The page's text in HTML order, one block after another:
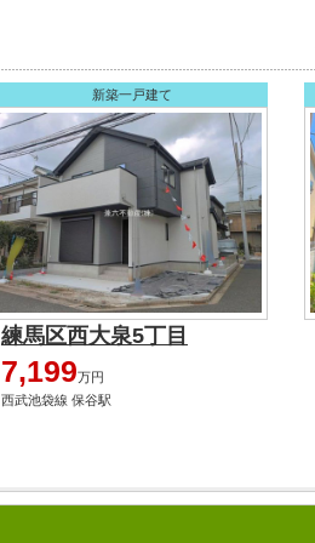
新築一戸建て
練馬区西大泉5丁目
7,199万円
西武池袋線 保谷駅